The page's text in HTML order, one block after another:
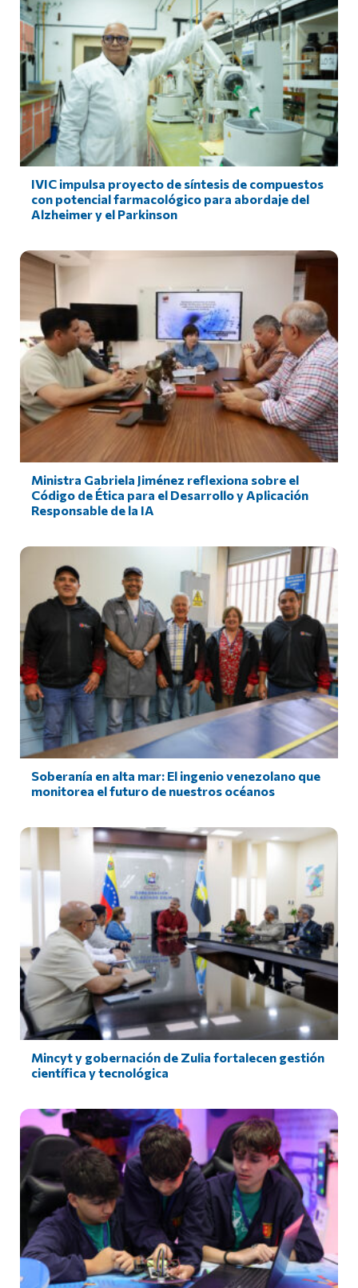
IVIC impulsa proyecto de síntesis de compuestos
con potencial farmacológico para abordaje del
Alzheimer y el Parkinson
Ministra Gabriela Jiménez reflexiona sobre el
Código de Ética para el Desarrollo y Aplicación
Responsable de la IA
Soberanía en alta mar: El ingenio venezolano que
monitorea el futuro de nuestros océanos
Mincyt y gobernación de Zulia fortalecen gestión
científica y tecnológica